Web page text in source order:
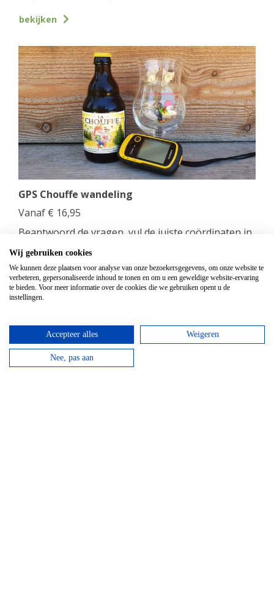
bekijken
GPS Chouffe wandeling
Vanaf € 16,95
Beantwoord de vragen, vul de juiste coördinaten in
en verdien een Chouffe biertje!
bekijken
Wij gebruiken cookies
We kunnen deze plaatsen voor analyse van onze bezoekersgegevens, om onze website te
verbeteren, gepersonaliseerde inhoud te tonen en om u een geweldige website-ervaring
te bieden. Voor meer informatie over de cookies die we gebruiken opent u de
instellingen.
Accepteer alles Weigeren
Nee, pas aan